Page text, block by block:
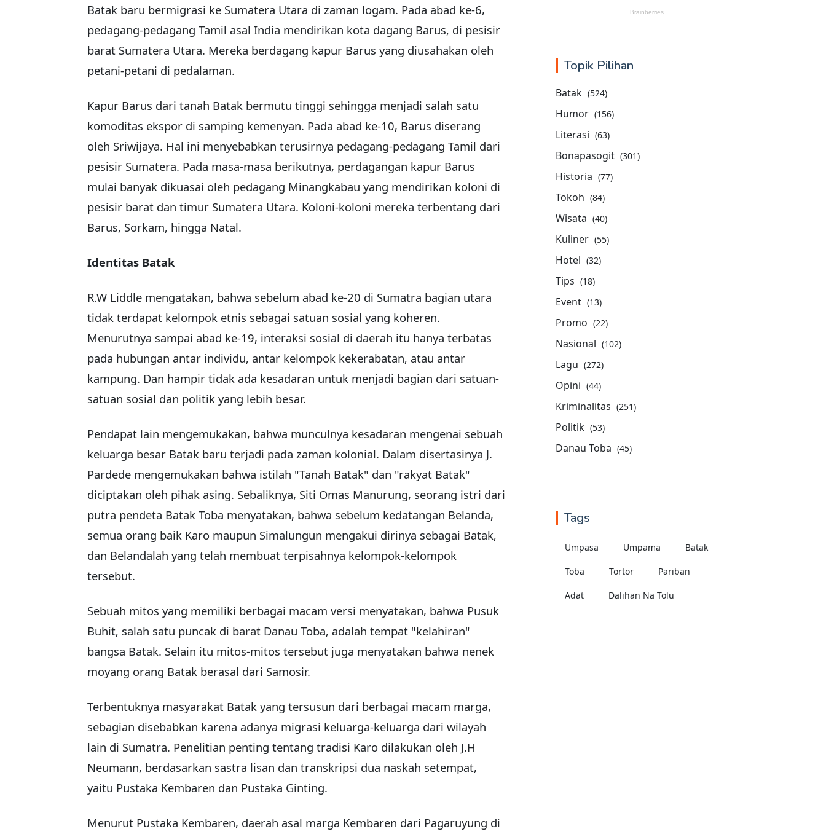
Batak baru bermigrasi ke Sumatera Utara di zaman logam. Pada abad ke-6,
pedagang-pedagang Tamil asal India mendirikan kota dagang Barus, di pesisir
barat Sumatera Utara. Mereka berdagang kapur Barus yang diusahakan oleh
petani-petani di pedalaman.
Kapur Barus dari tanah Batak bermutu tinggi sehingga menjadi salah satu
komoditas ekspor di samping kemenyan. Pada abad ke-10, Barus diserang
oleh Sriwijaya. Hal ini menyebabkan terusirnya pedagang-pedagang Tamil dari
pesisir Sumatera. Pada masa-masa berikutnya, perdagangan kapur Barus
mulai banyak dikuasai oleh pedagang Minangkabau yang mendirikan koloni di
pesisir barat dan timur Sumatera Utara. Koloni-koloni mereka terbentang dari
Barus, Sorkam, hingga Natal.
Identitas Batak
R.W Liddle mengatakan, bahwa sebelum abad ke-20 di Sumatra bagian utara
tidak terdapat kelompok etnis sebagai satuan sosial yang koheren.
Menurutnya sampai abad ke-19, interaksi sosial di daerah itu hanya terbatas
pada hubungan antar individu, antar kelompok kekerabatan, atau antar
kampung. Dan hampir tidak ada kesadaran untuk menjadi bagian dari satuan-
satuan sosial dan politik yang lebih besar.
Pendapat lain mengemukakan, bahwa munculnya kesadaran mengenai sebuah
keluarga besar Batak baru terjadi pada zaman kolonial. Dalam disertasinya J.
Pardede mengemukakan bahwa istilah "Tanah Batak" dan "rakyat Batak"
diciptakan oleh pihak asing. Sebaliknya, Siti Omas Manurung, seorang istri dari
putra pendeta Batak Toba menyatakan, bahwa sebelum kedatangan Belanda,
semua orang baik Karo maupun Simalungun mengakui dirinya sebagai Batak,
dan Belandalah yang telah membuat terpisahnya kelompok-kelompok
tersebut.
Sebuah mitos yang memiliki berbagai macam versi menyatakan, bahwa Pusuk
Buhit, salah satu puncak di barat Danau Toba, adalah tempat "kelahiran"
bangsa Batak. Selain itu mitos-mitos tersebut juga menyatakan bahwa nenek
moyang orang Batak berasal dari Samosir.
Terbentuknya masyarakat Batak yang tersusun dari berbagai macam marga,
sebagian disebabkan karena adanya migrasi keluarga-keluarga dari wilayah
lain di Sumatra. Penelitian penting tentang tradisi Karo dilakukan oleh J.H
Neumann, berdasarkan sastra lisan dan transkripsi dua naskah setempat,
yaitu Pustaka Kembaren dan Pustaka Ginting.
Menurut Pustaka Kembaren, daerah asal marga Kembaren dari Pagaruyung di
Topik Pilihan
Batak (524)
Humor (156)
Literasi (63)
Bonapasogit (301)
Historia (77)
Tokoh (84)
Wisata (40)
Kuliner (55)
Hotel (32)
Tips (18)
Event (13)
Promo (22)
Nasional (102)
Lagu (272)
Opini (44)
Kriminalitas (251)
Politik (53)
Danau Toba (45)
Tags
Umpasa Umpama Batak
Toba Tortor Pariban
Adat Dalihan Na Tolu